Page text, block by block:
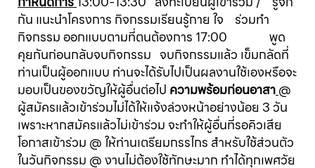
กัน แนะนำโครงการ กิจกรรมเรียนรู้กาย ใจ ร่วมทำ
กิจกรรม ออกแบบตามที่ตนต้องการ 17:00 พูด
คุยกันก่อนกลับจบกิจกรรม จบกิจกรรมแล้ว เข็มกลัดที่
ท่านเป็นผู้ออกแบบ ท่านจะได้รับไปเป็นผลงานใช้เองหรือจะ
มอบเป็นของขวัญให้ผู้อื่นต่อไป ความพร้อมก่อนอาสา@
ผู้สมัครแล้วเข้าร่วมไม่ได้ให้แจ้งล่วงหน้าอย่างน้อย 3 วัน
เพราะหากสมัครแล้วไม่เข้าร่วม จะทำให้ผู้อื่นที่รอคิวเสีย
โอกาสเข้าร่วม @ ให้ท่านเตรียมกรรไกร สำหรับใช้ส่วนตัว
ในวันกิจกรรม @ งานไม่ต้องใช้ทักษะมาก ทำได้ทุกเพศวัย